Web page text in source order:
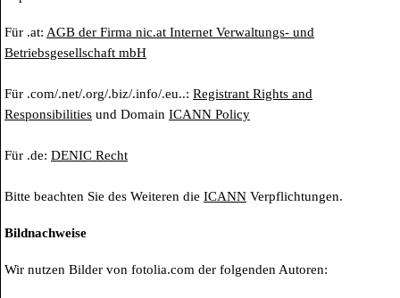
Für .at: AGB der Firma nic.at Internet Verwaltungs- und
Betriebsgesellschaft mbH
Für .com/.net/.org/.biz/.info/.eu..: Registrant Rights and
Responsibilities und Domain ICANN Policy
Für .de: DENIC Recht
Bitte beachten Sie des Weiteren die ICANN Verpflichtungen.
Bildnachweise
Wir nutzen Bilder von fotolia.com der folgenden Autoren: